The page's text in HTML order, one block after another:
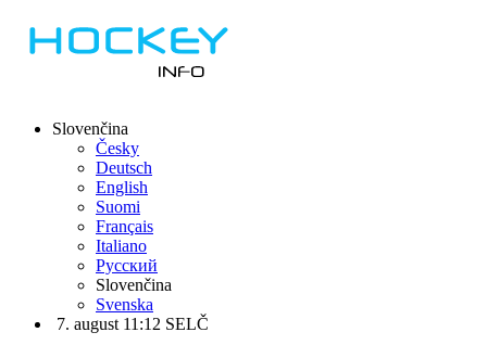
Slovenčina
Česky
Deutsch
English
Suomi
Français
Italiano
Русский
Slovenčina
Svenska
7. august 11:12 SELČ